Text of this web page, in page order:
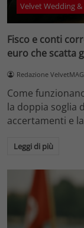
Velvet Wedding &
Fisco e conti
euro che scatta
Redazione VelvetMAG
Come
la doppia soglia
accertamenti e
Leggi di più